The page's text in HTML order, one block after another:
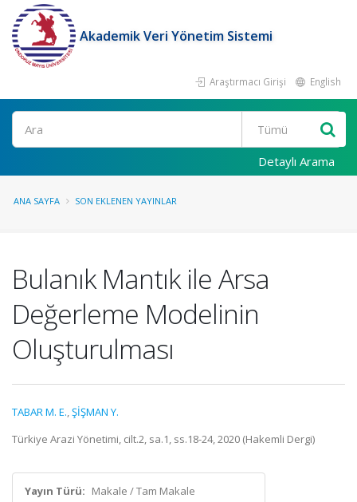
Akademik Veri Yönetim Sistemi
Araştırmacı Girişi English
Ara
Detaylı Arama
ANA SAYFA SON EKLENEN YAYINLAR
Bulanık Mantık ile Arsa
Değerleme Modelinin
Oluşturulması
TABAR M. E.,ŞİŞMAN Y.
Türkiye Arazi Yönetimi, cilt.2, sa.1, ss.18-24, 2020 (Hakemli Dergi)
Yayın Türü: Makale / Tam Makale